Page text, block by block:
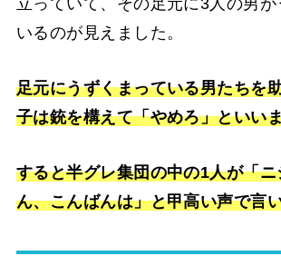
いるのが見えました。
足元にうずくまっている男たちを
子は銃を構えて「やめろ」といい
すると半グレ集団の中の1人が「
ん、こんばんは」と甲高い声で言